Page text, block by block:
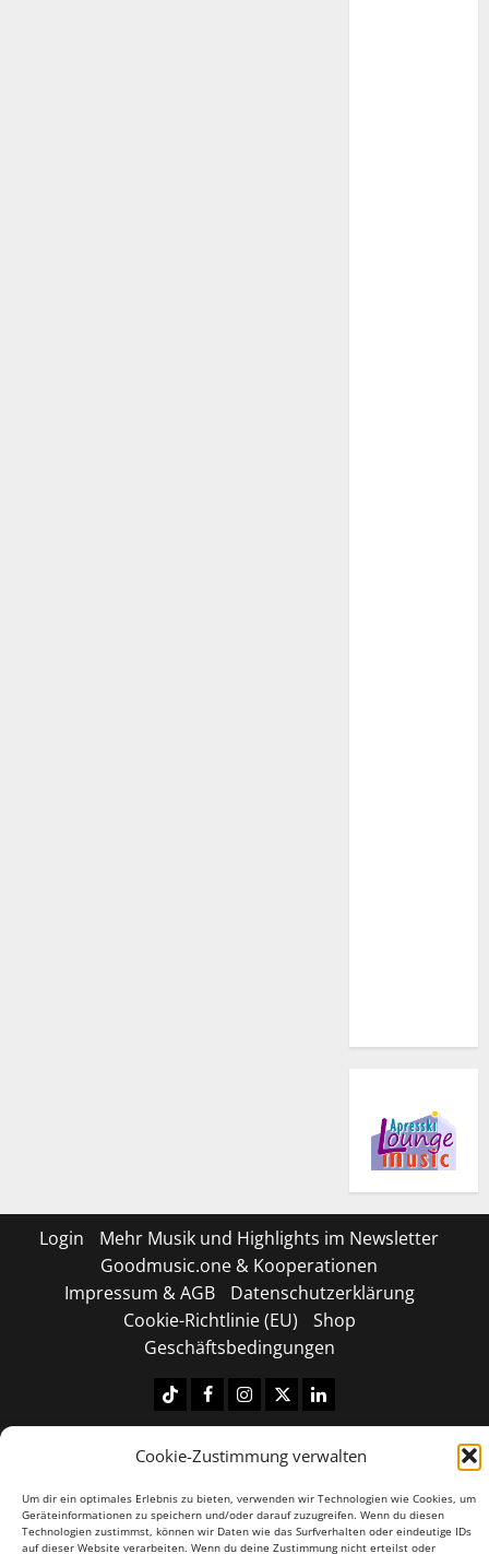
Cookie-Zustimmung verwalten
Um dir ein optimales Erlebnis zu bieten, verwenden wir Technologien wie Cookies, um
Geräteinformationen zu speichern und/oder darauf zuzugreifen. Wenn du diesen
Technologien zustimmst, können wir Daten wie das Surfverhalten oder eindeutige IDs
auf dieser Website verarbeiten. Wenn du deine Zustimmung nicht erteilst oder
Login
Mehr Musik und Highlights im Newsletter
Goodmusic.one & Kooperationen
Impressum & AGB
Datenschutzerklärung
Cookie-Richtlinie (EU)
Shop
Geschäftsbedingungen
TiktokFacebook
Instagram
X LinkedIN
Copyright © 2026 All rights reserved.|MoreNews
by